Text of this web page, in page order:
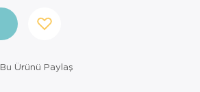
Bu Ürünü Paylaş